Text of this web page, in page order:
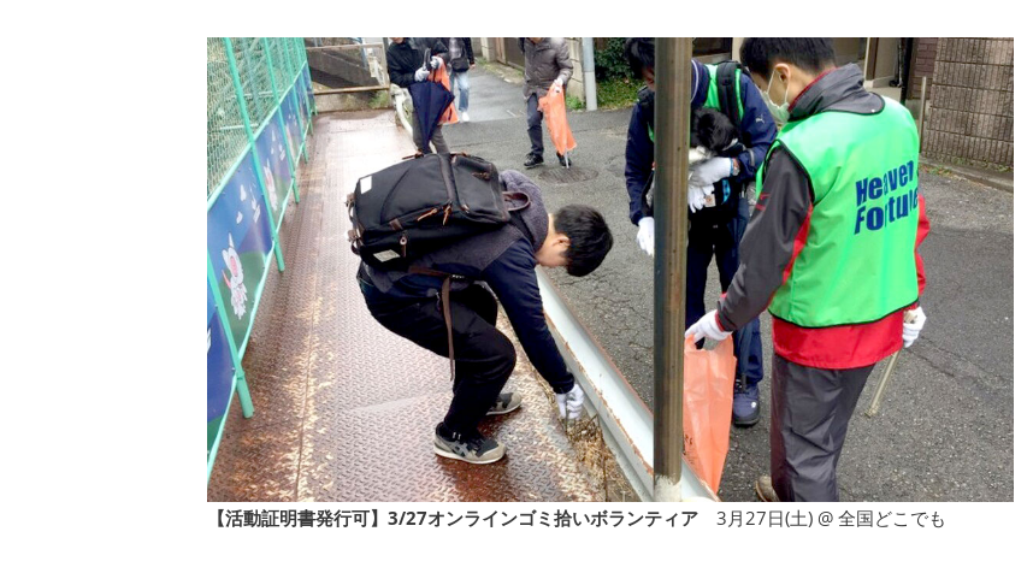
【活動証明書発行可】3/27オンラインゴミ拾いボランティア 3月27日(土) @ 全国どこでも